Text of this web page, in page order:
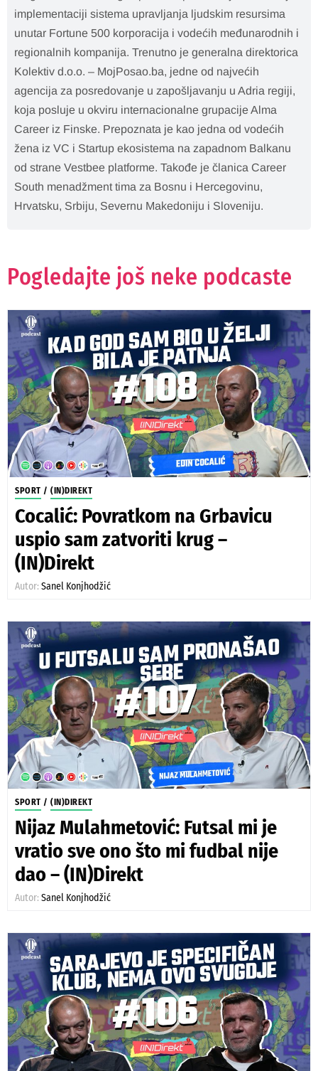
implementaciji sistema upravljanja ljudskim resursima
unutar Fortune 500 korporacija i vodećih međunarodnih i
regionalnih kompanija. Trenutno je generalna direktorica
Kolektiv d.o.o. – MojPosao.ba, jedne od najvećih
agencija za posredovanje u zapošljavanju u Adria regiji,
koja posluje u okviru internacionalne grupacije Alma
Career iz Finske. Prepoznata je kao jedna od vodećih
žena iz VC i Startup ekosistema na zapadnom Balkanu
od strane Vestbee platforme. Takođe je članica Career
South menadžment tima za Bosnu i Hercegovinu,
Hrvatsku, Srbiju, Severnu Makedoniju i Sloveniju.
Pogledajte još neke podcaste
SPORT / (IN)DIREKT
Cocalić: Povratkom na Grbavicu
uspio sam zatvoriti krug –
(IN)Direkt
Autor: Sanel Konjhodžić
SPORT / (IN)DIREKT
Nijaz Mulahmetović: Futsal mi je
vratio sve ono što mi fudbal nije
dao – (IN)Direkt
Autor: Sanel Konjhodžić